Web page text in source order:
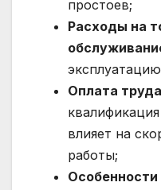
простоев;
Расходы на
Оплата
влияет на
работы;
Особенности